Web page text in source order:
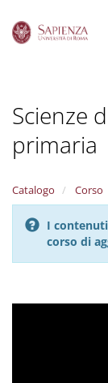
Scienze
primaria
Catalogo Corso
I
corso di